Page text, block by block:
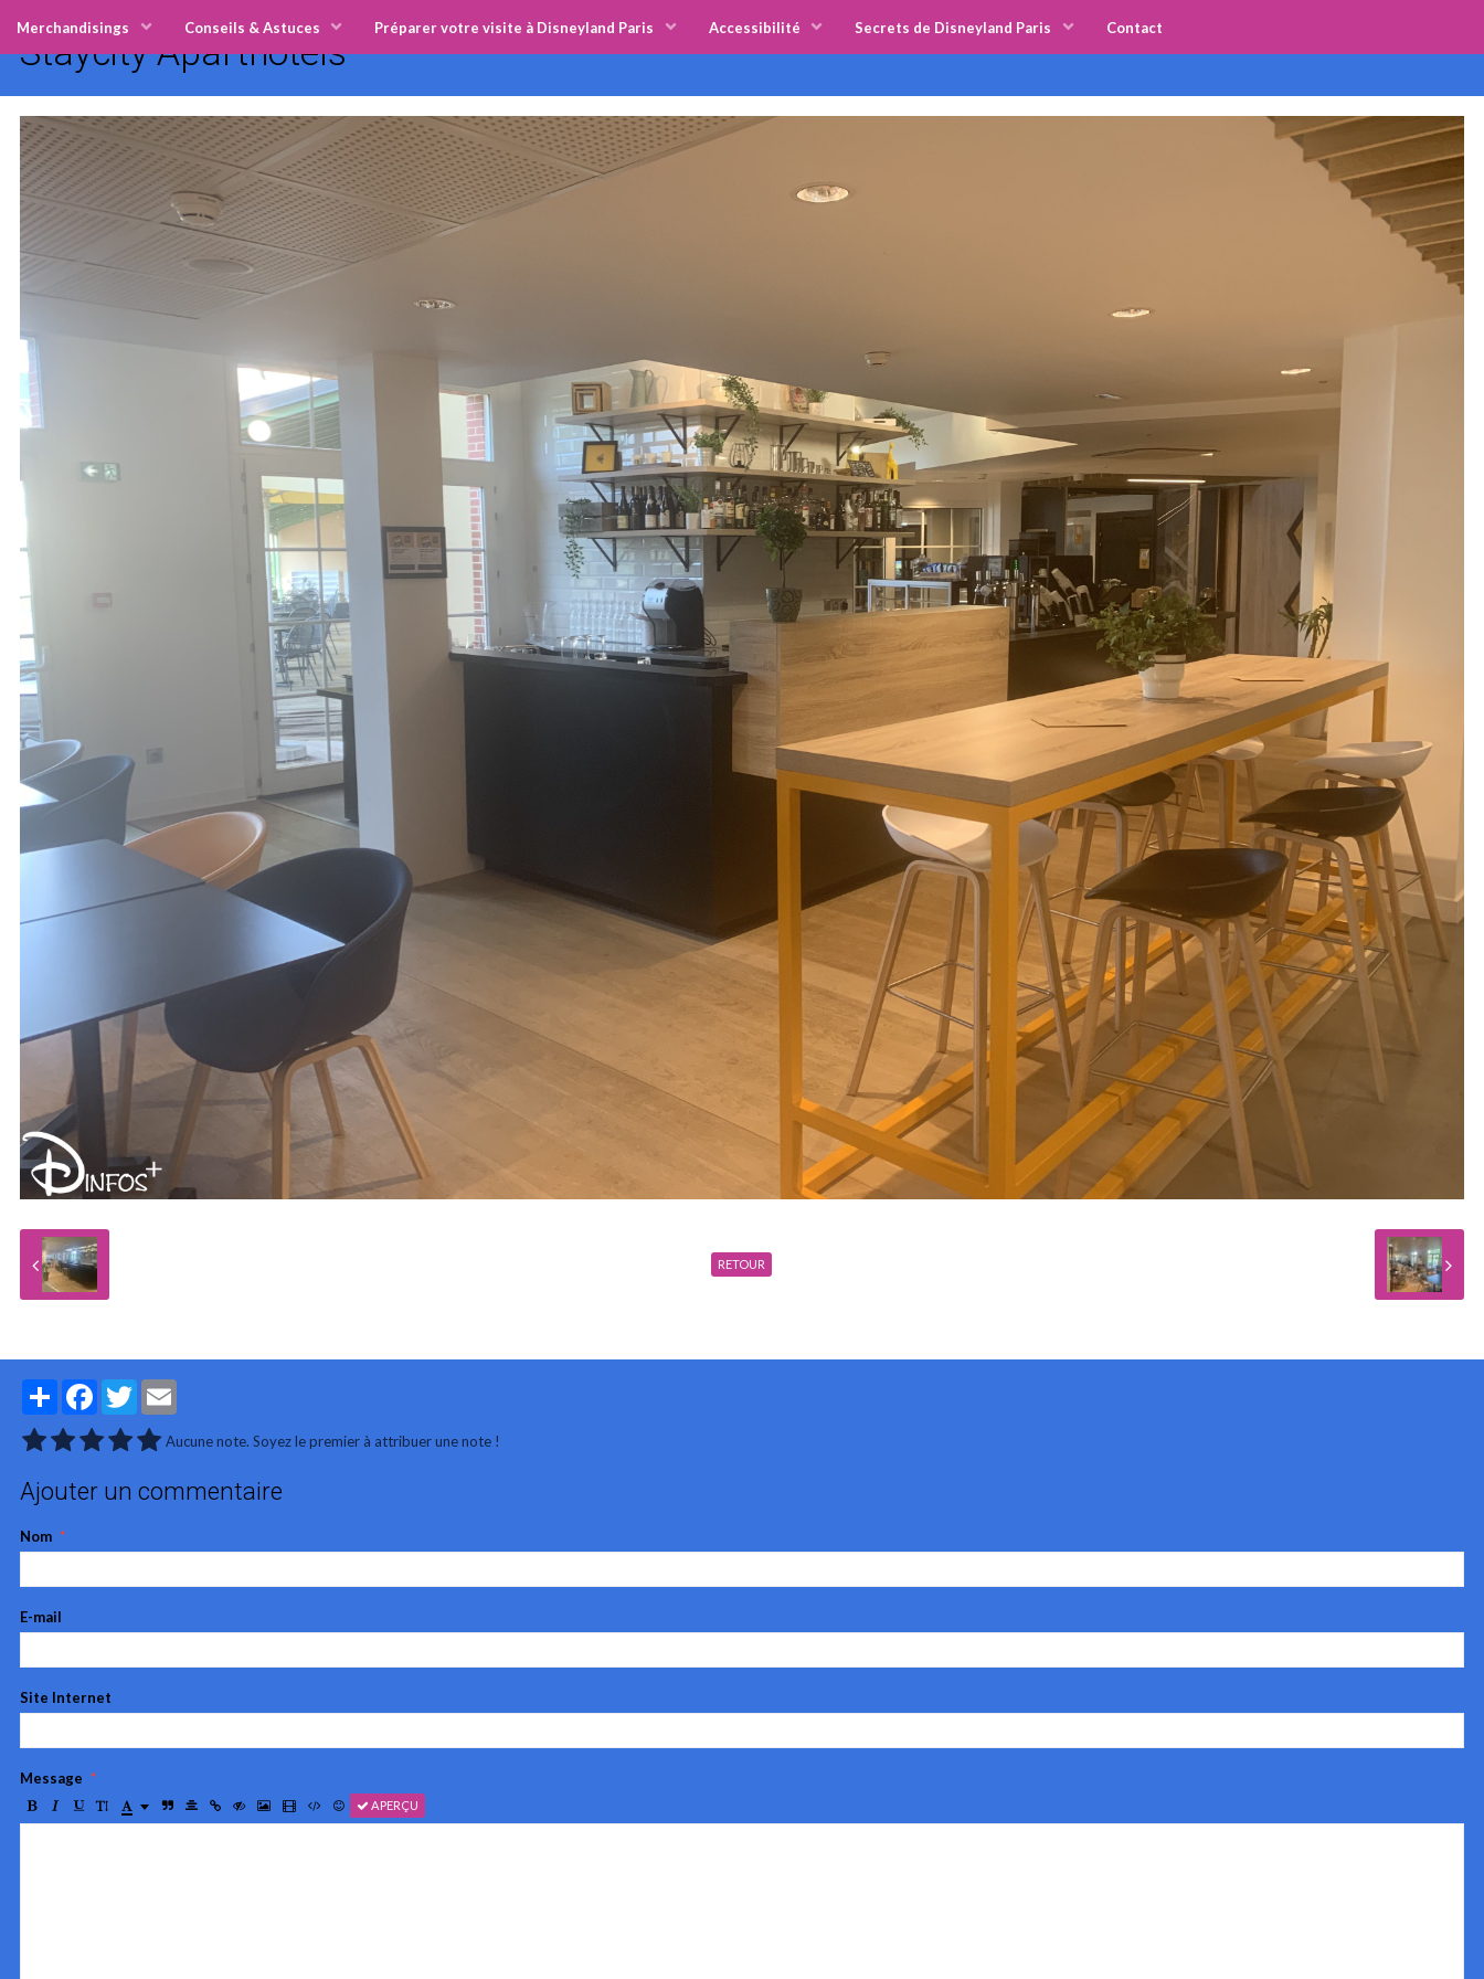
Merchandisings Conseils & Astuces Préparer votre visite à Disneyland Paris Accessibilité Secrets de Disneyland Paris Contact
Staycity Aparthotels
RETOUR
PartagerFacebookTwitter
Aucune note. Soyez le premier à attribuer une note !
Ajouter un commentaire
Nom
E-mail
Site Internet
Message
APERÇU